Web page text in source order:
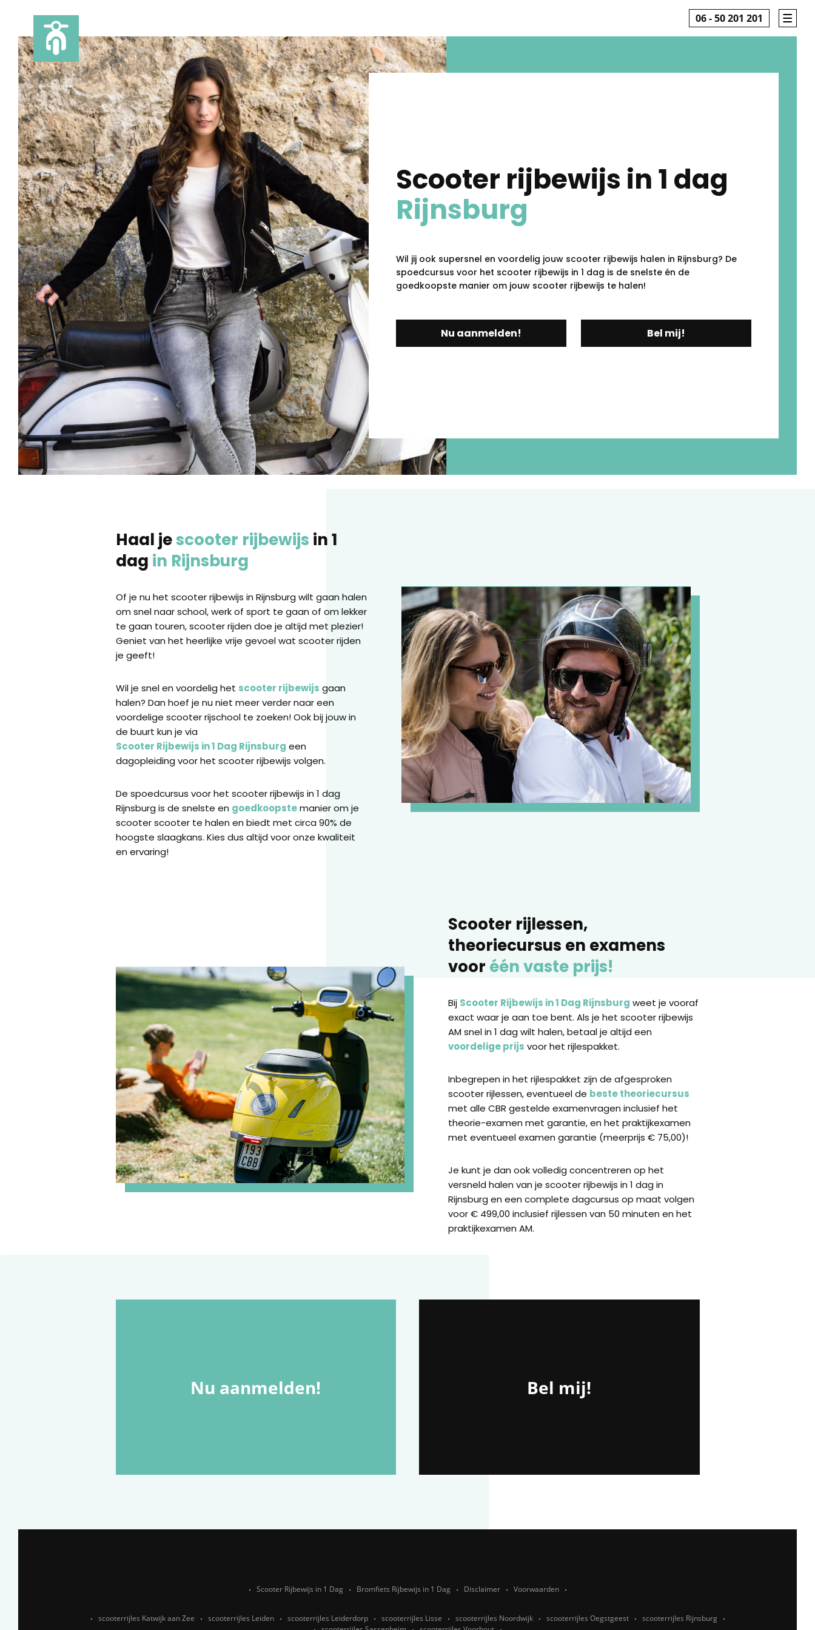
06 - 50 201 201
Scooter rijbewijs in 1 dag
Rijnsburg
Wil jij ook supersnel en voordelig jouw scooter rijbewijs halen in Rijnsburg? De
spoedcursus voor het scooter rijbewijs in 1 dag is de snelste én de
goedkoopste manier om jouw scooter rijbewijs te halen!
Nu aanmelden! Bel mij!
Haal jescooter rijbewijs in 1
dag in Rijnsburg
Of je nu het scooter rijbewijs in Rijnsburg wilt gaan halen
om snel naar school, werk of sport te gaan of om lekker
te gaan touren, scooter rijden doe je altijd met plezier!
Geniet van het heerlijke vrije gevoel wat scooter rijden
je geeft!
Wil je snel en voordelig het scooter rijbewijs gaan
halen? Dan hoef je nu niet meer verder naar een
voordelige scooter rijschool te zoeken! Ook bij jouw in
de buurt kun je via
Scooter Rijbewijs in 1 Dag Rijnsburg een
dagopleiding voor het scooter rijbewijs volgen.
De spoedcursus voor het scooter rijbewijs in 1 dag
Rijnsburg is de snelste en goedkoopstemanier om je
scooter scooter te halen en biedt met circa 90% de
hoogste slaagkans. Kies dus altijd voor onze kwaliteit
en ervaring!
Scooter rijlessen,
theoriecursus en examens
voor één vaste prijs!
Bij Scooter Rijbewijs in 1 Dag Rijnsburg weet je vooraf
exact waar je aan toe bent. Als je het scooter rijbewijs
AM snel in 1 dag wilt halen, betaal je altijd een
voordelige prijs voor het rijlespakket.
Inbegrepen in het rijlespakket zijn de afgesproken
scooter rijlessen, eventueel de beste theoriecursus
met alle CBR gestelde examenvragen inclusief het
theorie-examen met garantie, en het praktijkexamen
met eventueel examen garantie (meerprijs € 75,00)!
Je kunt je dan ook volledig concentreren op het
versneld halen van je scooter rijbewijs in 1 dag in
Rijnsburg en een complete dagcursus op maat volgen
voor € 499,00 inclusief rijlessen van 50 minuten en het
praktijkexamen AM.
Nu aanmelden! Bel mij!
Scooter Rijbewijs in 1 Dag Bromfiets Rijbewijs in 1 Dag Disclaimer Voorwaarden
scooterrijles Katwijk aan Zee scooterrijles Leiden scooterrijles Leiderdorp scooterrijles Lisse scooterrijles Noordwijk scooterrijles Oegstgeest
scooterrijles Rijnsburg